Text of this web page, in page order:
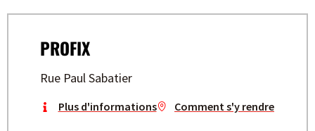
PROFIX
Rue Paul Sabatier
Plus d'informations Comment s'y rendre